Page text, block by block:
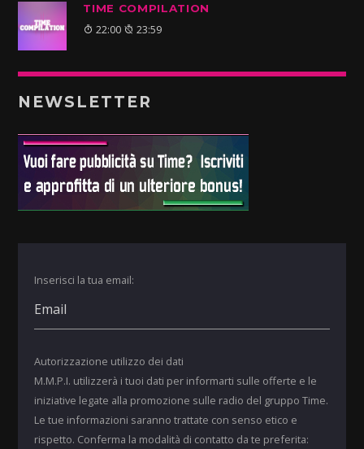
TIME COMPILATION
22:00 23:59
NEWSLETTER
Inserisci la tua email:
Autorizzazione utilizzo dei dati
M.M.P.I. utilizzerà i tuoi dati per informarti sulle offerte e le
iniziative legate alla promozione sulle radio del gruppo Time.
Le tue informazioni saranno trattate con senso etico e
rispetto. Conferma la modalità di contatto da te preferita: